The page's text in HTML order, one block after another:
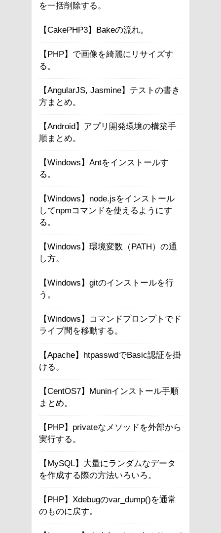
を一括削除する。
【CakePHP3】Bakeの流れ。
【PHP】で画像を綺麗にリサイズす
る。
【AngularJS, Jasmine】テストの書き
方まとめ。
【Android】アプリ開発環境の構築手
順まとめ。
【Windows】Antをインストールす
る。
【Windows】node.jsをインストール
してnpmコマンドを使えるようにす
る。
【Windows】環境変数（PATH）の通
し方。
【Windows】gitのインストールを行
う。
【Windows】コマンドプロンプトでド
ライブ間を移動する。
【Apache】htpasswdでBasic認証を掛
ける。
【CentOS7】Muninインストール手順
まとめ。
【PHP】privateなメソッドを外部から
実行する。
【MySQL】大量にランダムなデータ
を作成する際の方法いろいろ。
【PHP】Xdebugのvar_dump()を通常
のものに戻す。